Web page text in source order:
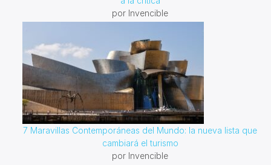
por Invencible
7 Maravillas Contemporáneas del Mundo: la nueva lista que
cambiará el turismo
por Invencible